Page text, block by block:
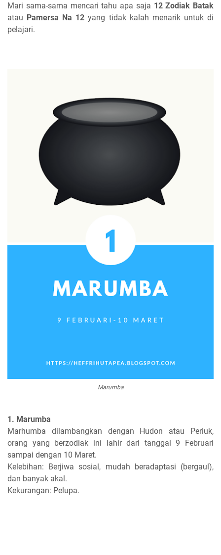
Mari sama-sama mencari tahu apa saja 12 Zodiak Batak
atau Pamersa Na 12yang tidak kalah menarik untuk di
pelajari.
Marumba
1. Marumba
Marhumba dilambangkan dengan Hudon atau Periuk,
orang yang berzodiak ini lahir dari tanggal 9 Februari
sampai dengan 10 Maret.
Kelebihan: Berjiwa sosial, mudah beradaptasi (bergaul),
dan banyak akal.
Kekurangan: Pelupa.